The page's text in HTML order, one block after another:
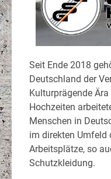
Seit Ende 2018
Deutschland der
Kulturprägende
Hochzeiten
Menschen in
im direkten Umfeld
Arbeitsplätze, so
Schutzkleidung.